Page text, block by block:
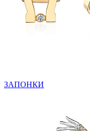
ЗАПОНКИ